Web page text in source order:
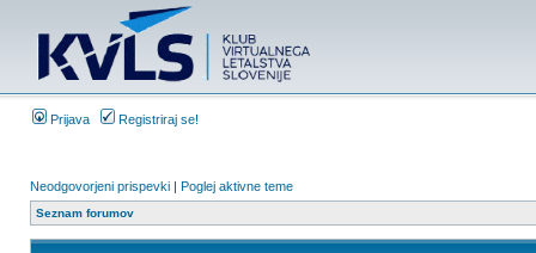
Prijava Registriraj se!
Neodgovorjeni prispevki | Poglej aktivne teme
Seznam forumov